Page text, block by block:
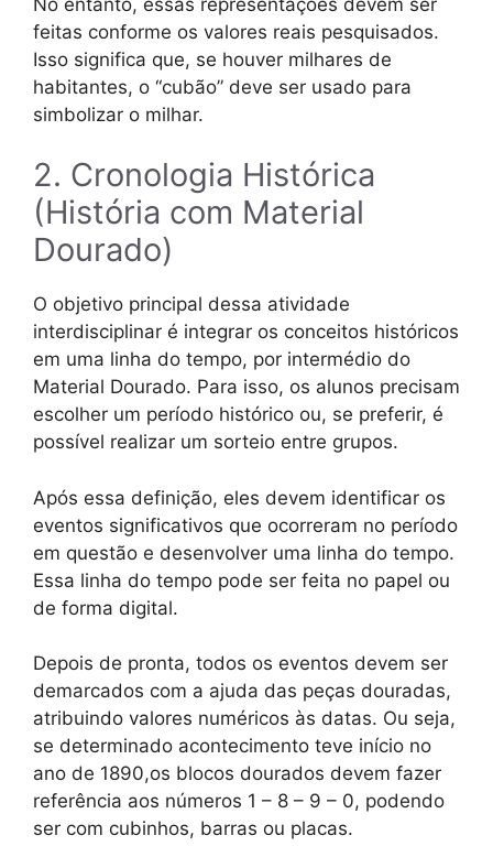
feitas conforme os valores reais pesquisados.
Isso significa que, se houver milhares de
habitantes, o “cubão” deve ser usado para
simbolizar o milhar.
2. Cronologia Histórica
(História com Material
Dourado)
O objetivo principal dessa atividade
interdisciplinar é integrar os conceitos históricos
em uma linha do tempo, por intermédio do
Material Dourado. Para isso, os alunos precisam
escolher um período histórico ou, se preferir, é
possível realizar um sorteio entre grupos.
Após essa definição, eles devem identificar os
eventos significativos que ocorreram no período
em questão e desenvolver uma linha do tempo.
Essa linha do tempo pode ser feita no papel ou
de forma digital.
Depois de pronta, todos os eventos devem ser
demarcados com a ajuda das peças douradas,
atribuindo valores numéricos às datas. Ou seja,
se determinado acontecimento teve início no
ano de 1890,os blocos dourados devem fazer
referência aos números 1 – 8 – 9 – 0, podendo
ser com cubinhos, barras ou placas.